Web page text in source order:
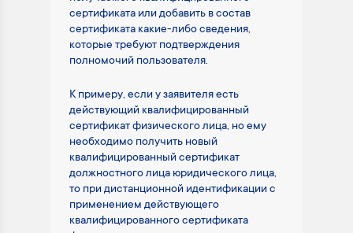
сертификата или добавить в состав
сертификата какие-либо сведения,
которые требуют подтверждения
полномочий пользователя.
К примеру, если у заявителя есть
действующий квалифицированный
сертификат физического лица, но ему
необходимо получить новый
квалифицированный сертификат
должностного лица юридического лица,
то при дистанционной идентификации с
применением действующего
квалифицированного сертификата